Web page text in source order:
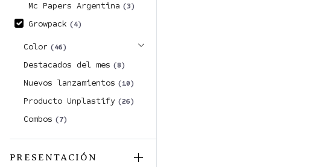
Mc Papers Argentina (3)
Growpack (4)
Color (46)
Destacados del mes (8)
Nuevos lanzamientos (10)
Producto Unplastify (26)
Combos (7)
PRESENTACIÓN